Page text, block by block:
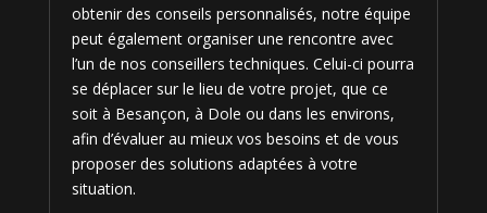
obtenir des conseils personnalisés, notre équipe
peut également organiser une rencontre avec
l’un de nos conseillers techniques. Celui-ci pourra
se déplacer sur le lieu de votre projet, que ce
soit à Besançon, à Dole ou dans les environs,
afin d’évaluer au mieux vos besoins et de vous
proposer des solutions adaptées à votre
situation.